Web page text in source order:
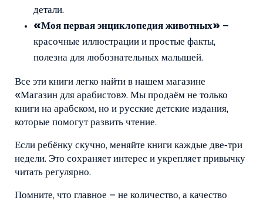
детали.
«Моя первая энциклопедия животных» –
красочные иллюстрации и простые факты,
полезна для любознательных малышей.
Все эти книги легко найти в нашем магазине
«Магазин для арабистов». Мы продаём не только
книги на арабском, но и русские детские издания,
которые помогут развить чтение.
Если ребёнку скучно, меняйте книги каждые две‑три
недели. Это сохраняет интерес и укрепляет привычку
читать регулярно.
Помните, что главное – не количество, а качество